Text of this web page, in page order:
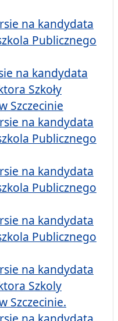
na kandydata
Publicznego
na kandydata
Szkoły
Szczecinie
na kandydata
Publicznego
na kandydata
Publicznego
na kandydata
Publicznego
na kandydata
Szkoly
Szczecinie.